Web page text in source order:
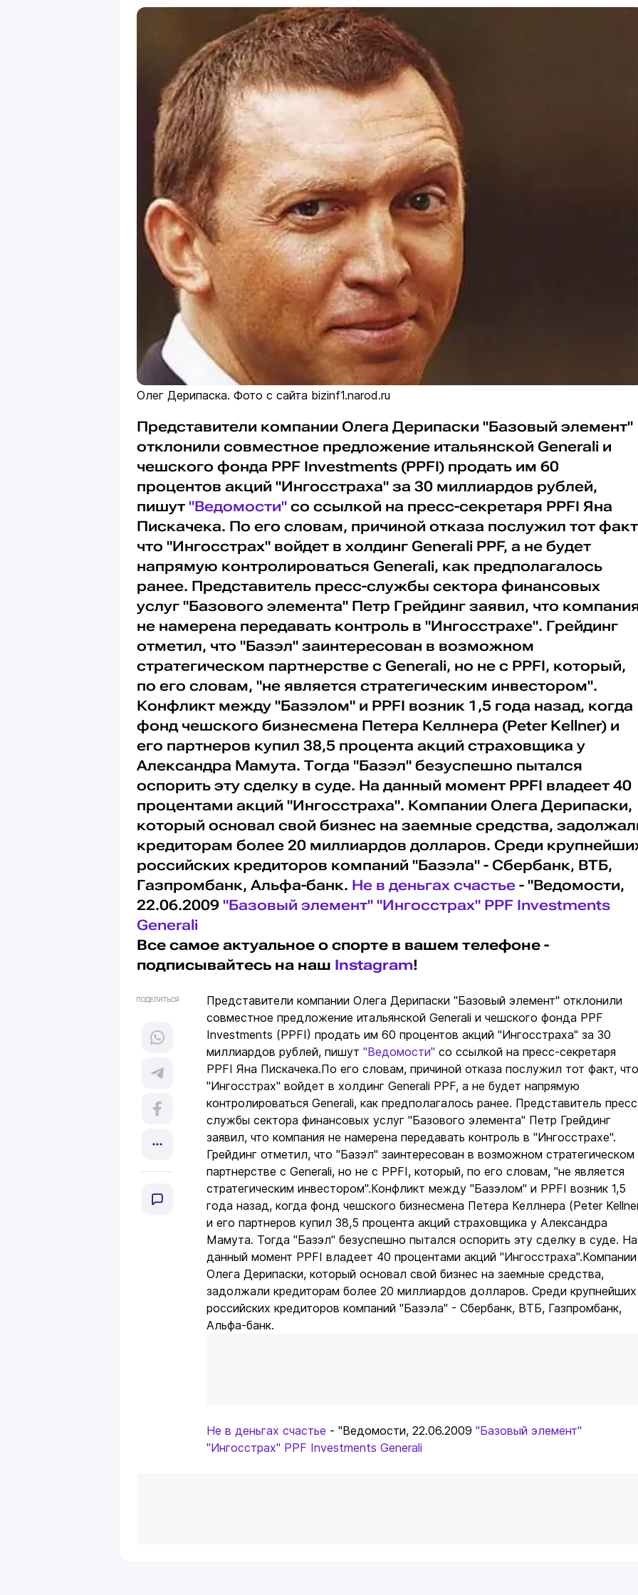
Олег Дерипаска. Фото с сайта bizinf1.narod.ru
Представители компании Олега Дерипаски "Базовый элемент"
отклонили совместное предложение итальянской Generali и
чешского фонда PPF Investments (PPFI) продать им 60
процентов акций "Ингосстраха" за 30 миллиардов рублей,
пишут "Ведомости" со ссылкой на пресс-секретаря PPFI Яна
Пискачека. По его словам, причиной отказа послужил тот
что "Ингосстрах" войдет в холдинг Generali PPF, а не будет
напрямую контролироваться Generali, как предполагалось
ранее. Представитель пресс-службы сектора финансовых
услуг "Базового элемента" Петр Грейдинг заявил, что
не намерена передавать контроль в "Ингосстрахе". Грейдинг
отметил, что "Базэл" заинтересован в возможном
стратегическом партнерстве с Generali, но не с PPFI, который,
по его словам, "не является стратегическим инвестором".
Конфликт между "Базэлом" и PPFI возник 1,5 года назад, когда
фонд чешского бизнесмена Петера Келлнера (Peter Kellner) и
его партнеров купил 38,5 процента акций страховщика у
Александра Мамута. Тогда "Базэл" безуспешно пытался
оспорить эту сделку в суде. На данный момент PPFI владеет 40
процентами акций "Ингосстраха". Компании Олега Дерипаски,
который основал свой бизнес на заемные средства,
кредиторам более 20 миллиардов долларов. Среди
российских кредиторов компаний "Базэла" - Сбербанк, ВТБ,
Газпромбанк, Альфа-банк. Не в деньгах счастье - "Ведомости,
22.06.2009 "Базовый элемент" "Ингосстрах" PPF Investments
Generali
Все самое актуальное о спорте в вашем телефоне -
подписывайтесь на наш Instagram!
ПОДЕЛИТЬСЯ
Представители компании Олега Дерипаски "Базовый элемент" отклонили
совместное предложение итальянской Generali и чешского фонда PPF
Investments (PPFI) продать им 60 процентов акций "Ингосстраха" за 30
миллиардов рублей, пишут "Ведомости" со ссылкой на пресс-секретаря
PPFI Яна Пискачека.По его словам, причиной отказа послужил тот факт, что
"Ингосстрах" войдет в холдинг Generali PPF, а не будет напрямую
контролироваться Generali, как предполагалось ранее. Представитель
службы сектора финансовых услуг "Базового элемента" Петр Грейдинг
заявил, что компания не намерена передавать контроль в "Ингосстрахе".
Грейдинг отметил, что "Базэл" заинтересован в возможном стратегическом
партнерстве с Generali, но не с PPFI, который, по его словам, "не является
стратегическим инвестором".Конфликт между "Базэлом" и PPFI возник 1,5
года назад, когда фонд чешского бизнесмена Петера Келлнера (Peter
и его партнеров купил 38,5 процента акций страховщика у Александра
Мамута. Тогда "Базэл" безуспешно пытался оспорить эту сделку в суде. На
данный момент PPFI владеет 40 процентами акций "Ингосстраха".Компании
Олега Дерипаски, который основал свой бизнес на заемные средства,
задолжали кредиторам более 20 миллиардов долларов. Среди крупнейших
российских кредиторов компаний "Базэла" - Сбербанк, ВТБ, Газпромбанк,
Альфа-банк.
Не в деньгах счастье - "Ведомости, 22.06.2009 "Базовый элемент"
"Ингосстрах" PPF Investments Generali